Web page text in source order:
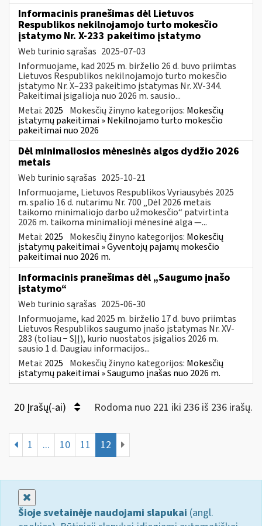
Informacinis pranešimas dėl Lietuvos
Respublikos nekilnojamojo turto mokesčio
įstatymo Nr. X-233 pakeitimo įstatymo
Web turinio sąrašas 2025-07-03
Informuojame, kad 2025 m. birželio 26 d. buvo priimtas
Lietuvos Respublikos nekilnojamojo turto mokesčio
įstatymo Nr. X–233 pakeitimo įstatymas Nr. XV-344.
Pakeitimai įsigalioja nuo 2026 m. sausio...
Metai: 2025 Mokesčių žinyno kategorijos: Mokesčių
įstatymų pakeitimai » Nekilnojamo turto mokesčio
pakeitimai nuo 2026
Dėl minimaliosios mėnesinės algos dydžio 2026
metais
Web turinio sąrašas 2025-10-21
Informuojame, Lietuvos Respublikos Vyriausybės 2025
m. spalio 16 d. nutarimu Nr. 700 „Dėl 2026 metais
taikomo minimaliojo darbo užmokesčio“ patvirtinta
2026 m. taikoma minimalioji mėnesinė alga —...
Metai: 2025 Mokesčių žinyno kategorijos: Mokesčių
įstatymų pakeitimai » Gyventojų pajamų mokesčio
pakeitimai nuo 2026 m.
Informacinis pranešimas dėl „Saugumo įnašo
įstatymo“
Web turinio sąrašas 2025-06-30
Informuojame, kad 2025 m. birželio 17 d. buvo priimtas
Lietuvos Respublikos saugumo įnašo įstatymas Nr. XV-
283 (toliau − SĮĮ), kurio nuostatos įsigalios 2026 m.
sausio 1 d. Daugiau informacijos...
Metai: 2025 Mokesčių žinyno kategorijos: Mokesčių
įstatymų pakeitimai » Saugumo įnašas nuo 2026 m.
20 Įrašų(-ai) Rodoma nuo 221 iki 236 iš 236 irašų.
1 ... 10 11 12
Šioje svetainėje naudojami slapukai (angl.